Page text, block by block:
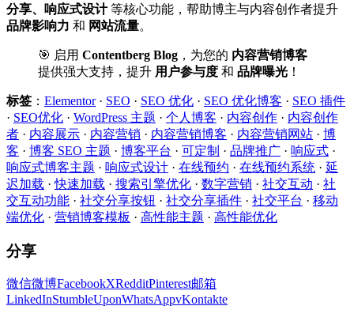
分享、响应式设计等核心功能，帮助博主与内容创作者提升
品牌影响力 和 网站流量。
🎯 启用 Contentberg Blog ，为您的 内容营销博客
提供强大支持，提升 用户参与度 和 品牌曝光 ！
标签 ： Elementor· SEO · SEO 优化 · SEO 优化博客 · SEO 插件
· SEO优化 · WordPress 主题 · 个人博客 · 内容创作 · 内容创作
者 · 内容展示 · 内容营销 · 内容营销博客 · 内容营销网站 · 博
客 · 博客 SEO 主题 · 博客平台 · 可定制 · 品牌推广 · 响应式 ·
响应式博客主题 · 响应式设计 · 在线预约 · 在线预约系统 · 延
迟加载 ·快速加载 · 搜索引擎优化 · 数字营销 · 社交互动 · 社
交互动功能 · 社交分享按钮 · 社交分享插件 · 社交平台 · 移动
端优化 · 营销博客模板 · 高性能主题 · 高性能优化
分享
微信微博FacebookXRedditPinterest邮箱
LinkedInStumbleUponWhatsAppvKontakte